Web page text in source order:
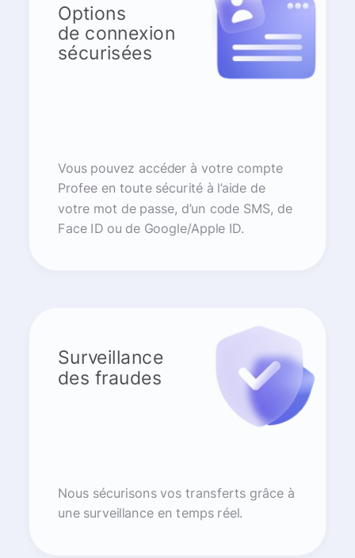
Options
de connexion
sécurisées
Vous pouvez accéder à votre compte
Profee en toute sécurité à l’aide de
votre mot de passe, d’un code SMS, de
Face ID ou de Google/Apple ID.
Surveillance
des fraudes
Nous sécurisons vos transferts grâce à
une surveillance en temps réel.